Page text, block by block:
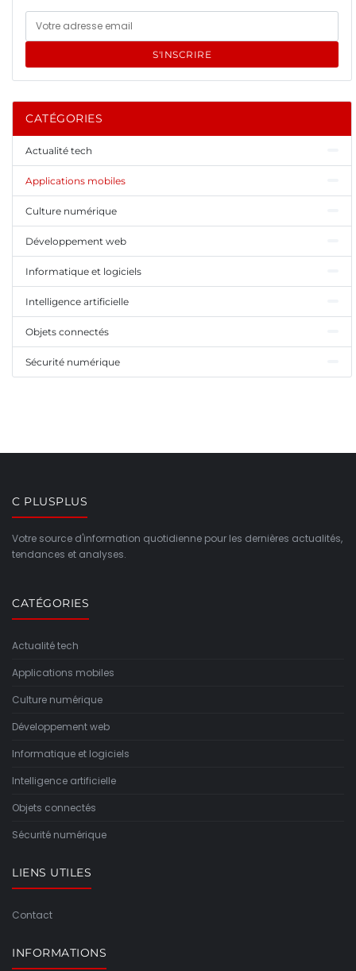
S'INSCRIRE
CATÉGORIES
Actualité tech
Applications mobiles
Culture numérique
Développement web
Informatique et logiciels
Intelligence artificielle
Objets connectés
Sécurité numérique
C PLUSPLUS
Votre source d'information quotidienne pour les dernières actualités,
tendances et analyses.
CATÉGORIES
Actualité tech
Applications mobiles
Culture numérique
Développement web
Informatique et logiciels
Intelligence artificielle
Objets connectés
Sécurité numérique
LIENS UTILES
Contact
INFORMATIONS